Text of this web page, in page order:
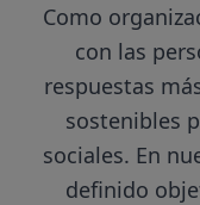
Como
con las
respuestas
sostenibles
sociales. En
definido